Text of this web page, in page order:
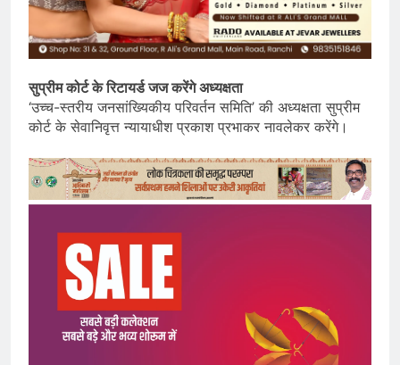
सुप्रीम कोर्ट के रिटायर्ड जज करेंगे अध्यक्षता
‘उच्च-स्तरीय जनसांख्यिकीय परिवर्तन समिति’ की अध्यक्षता सुप्रीम
कोर्ट के सेवानिवृत्त न्यायाधीश प्रकाश प्रभाकर नावलेकर करेंगे।